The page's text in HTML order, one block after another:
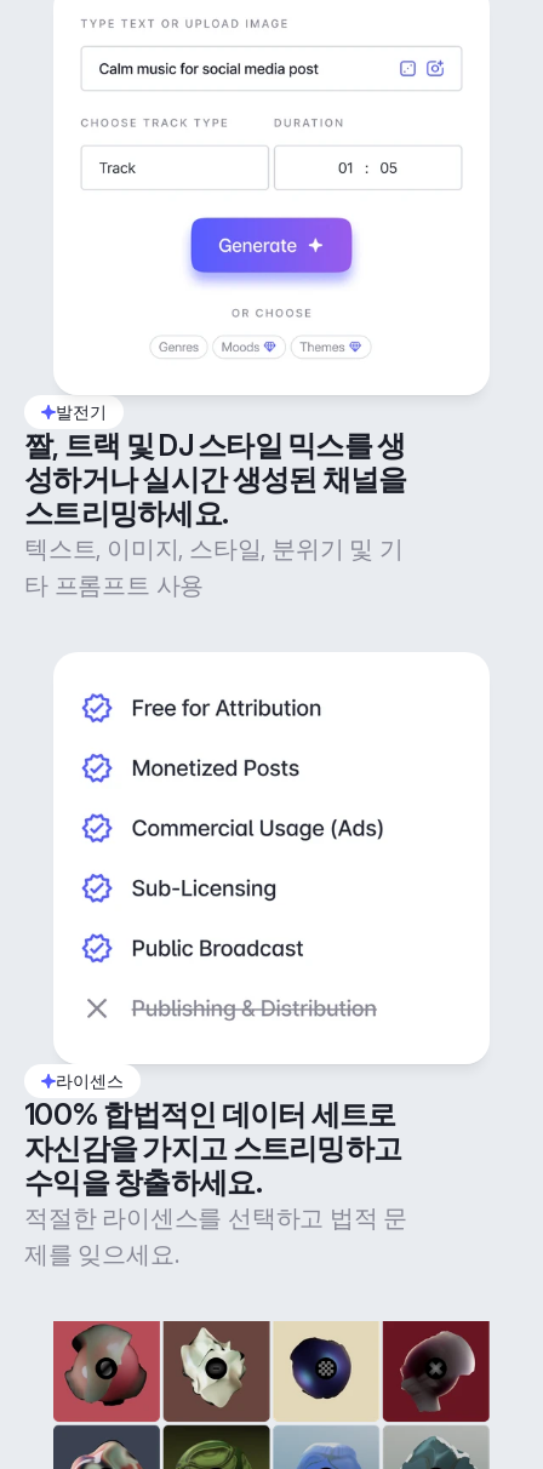
발전기
짤, 트랙 및 DJ 스타일 믹스를 생
성하거나 실시간 생성된 채널을
스트리밍하세요.
텍스트, 이미지, 스타일, 분위기 및 기
타 프롬프트 사용
라이센스
100% 합법적인 데이터 세트로
자신감을 가지고 스트리밍하고
수익을 창출하세요.
적절한 라이센스를 선택하고 법적 문
제를 잊으세요.